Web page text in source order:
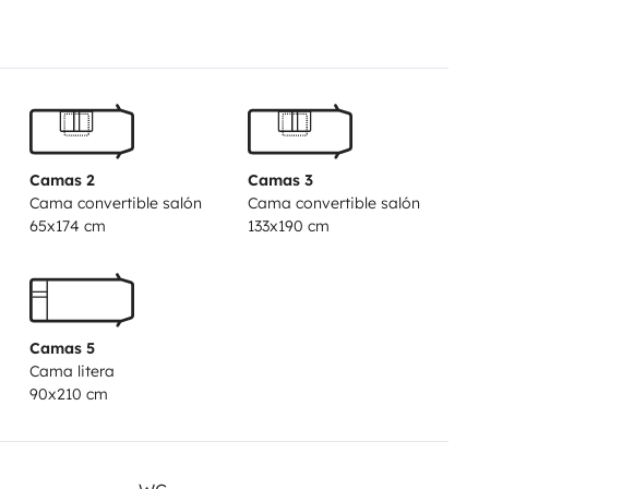
llena de descubrimientos y
más memorable!
nosotros y vivir una
te espera y nosotros
Camas 2
Cama convertible salón
65x174 cm
Camas 3
Cama convertible salón
133x190 cm
Camas 5
Cama litera
90x210 cm